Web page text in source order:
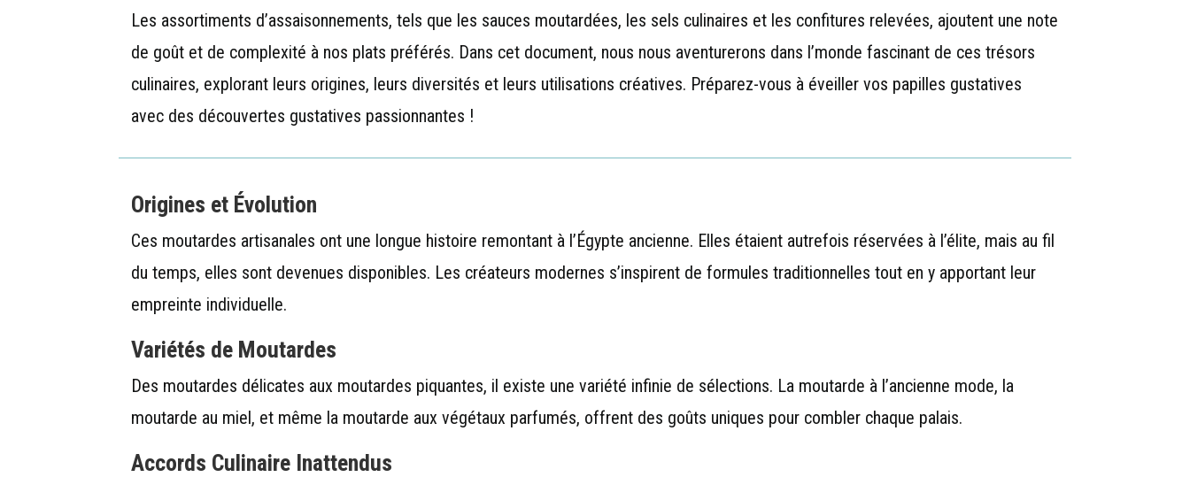
Les assortiments d’assaisonnements, tels que les sauces moutardées, les sels culinaires et les confitures relevées, ajoutent une note
de goût et de complexité à nos plats préférés. Dans cet document, nous nous aventurerons dans l’monde fascinant de ces trésors
culinaires, explorant leurs origines, leurs diversités et leurs utilisations créatives. Préparez-vous à éveiller vos papilles gustatives
avec des découvertes gustatives passionnantes !
Origines et Évolution
Ces moutardes artisanales ont une longue histoire remontant à l’Égypte ancienne. Elles étaient autrefois réservées à l’élite, mais au fil
du temps, elles sont devenues disponibles. Les créateurs modernes s’inspirent de formules traditionnelles tout en y apportant leur
empreinte individuelle.
Variétés de Moutardes
Des moutardes délicates aux moutardes piquantes, il existe une variété infinie de sélections. La moutarde à l’ancienne mode, la
moutarde au miel, et même la moutarde aux végétaux parfumés, offrent des goûts uniques pour combler chaque palais.
Accords Culinaire Inattendus